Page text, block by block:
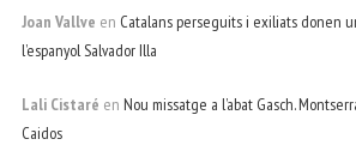
Joan Vallve en Catalans perseguits i exiliats donen
l’espanyol Salvador Illa
Lali Cistaré en Nou missatge a l’abat Gasch.
Caidos